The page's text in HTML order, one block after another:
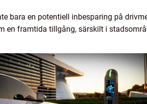
bara en potentiell inbesparing på
en framtida tillgång, särskilt i